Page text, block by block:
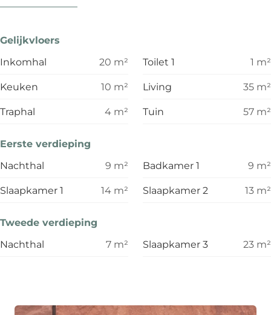
Gelijkvloers
Inkomhal
20 m² Toilet 1 1 m²
Keuken
10 m² Living 35 m²
Traphal
4 m² Tuin 57 m²
Eerste verdieping
Nachthal
9 m² Badkamer 1 9 m²
Slaapkamer 1
14 m² Slaapkamer 2 13 m²
Tweede verdieping
Nachthal
7 m² Slaapkamer 3 23 m²